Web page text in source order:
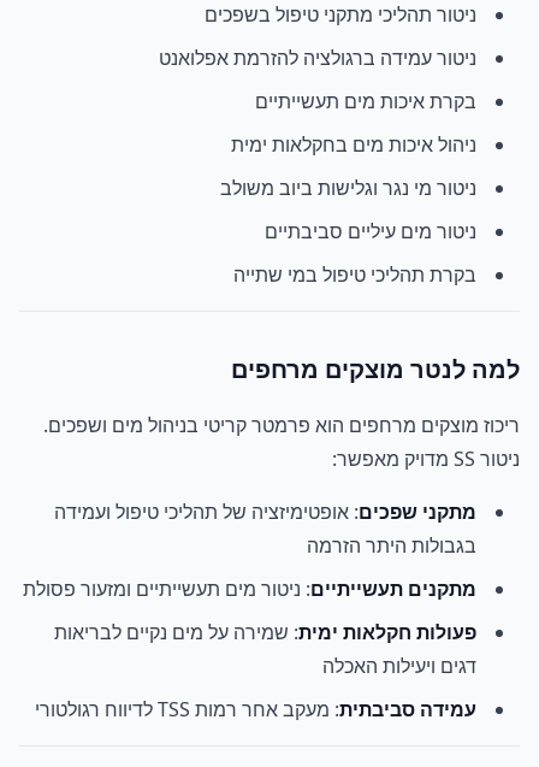
ניטור תהליכי מתקני טיפול בשפכים
ניטור עמידה ברגולציה להזרמת אפלואנט
בקרת איכות מים תעשייתיים
ניהול איכות מים בחקלאות ימית
ניטור מי נגר וגלישות ביוב משולב
ניטור מים עיליים סביבתיים
בקרת תהליכי טיפול במי שתייה
למה לנטר מוצקים מרחפים
ריכוז מוצקים מרחפים הוא פרמטר קריטי בניהול מים ושפכים.
ניטור SS מדויק מאפשר:
מתקני שפכים: אופטימיזציה של תהליכי טיפול ועמידה
בגבולות היתר הזרמה
מתקנים תעשייתיים: ניטור מים תעשייתיים ומזעור פסולת
פעולות חקלאות ימית: שמירה על מים נקיים לבריאות
דגים ויעילות האכלה
עמידה סביבתית: מעקב אחר רמות TSS לדיווח רגולטורי